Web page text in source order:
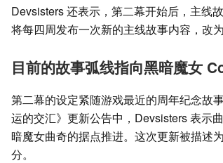
Devsisters 还表示，第二幕开始后，主线
将每四周发布一次新的主线故事内容，改为
目前的故事弧线指向黑暗魔女
第二幕的设定紧随游戏最近的周年纪念故
运的交汇》更新公告中，Devsisters 表示
暗魔女曲奇的据点推进。这次更新被描述
分。